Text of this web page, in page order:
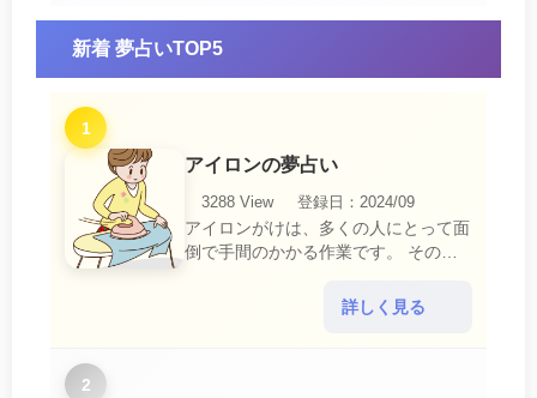
新着 夢占いTOP5
1
アイロンの夢占い
3288 View
登録日：2024/09
アイロンがけは、多くの人にとって面
倒で手間のかかる作業です。 そのた
中で感じるわずらわしさやストレスか
詳しく見る
2